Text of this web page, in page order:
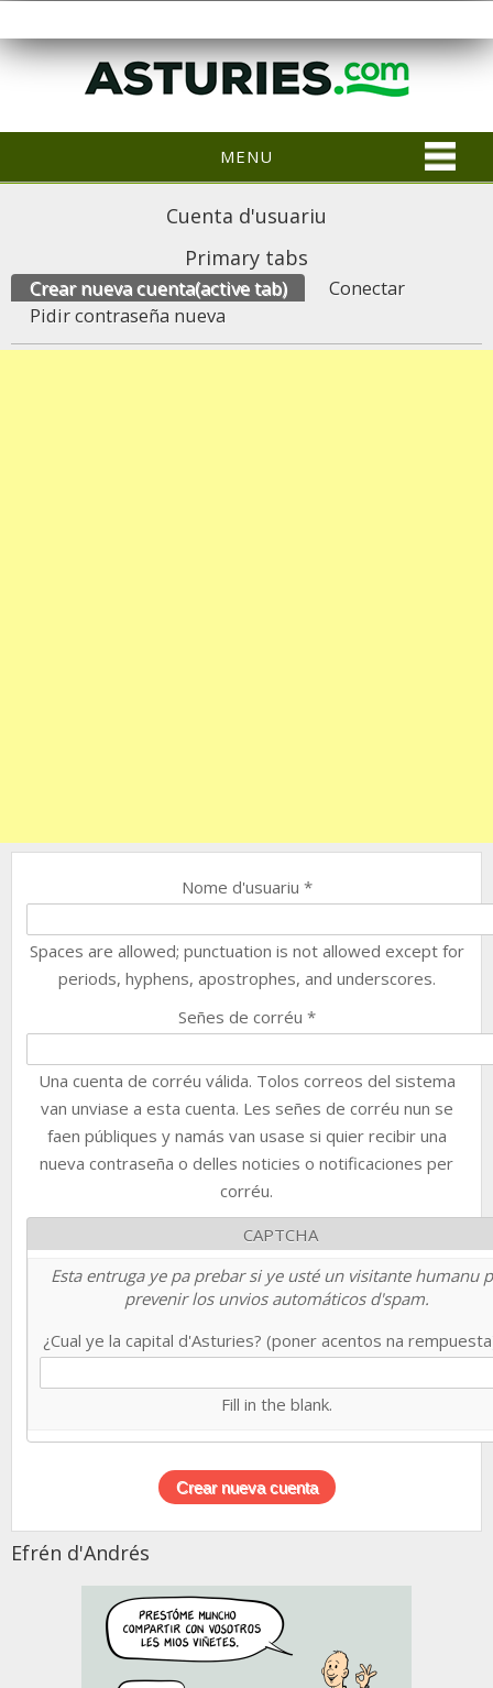
MENU
Cuenta d'usuariu
Primary tabs
Crear nueva cuenta(active tab)
Conectar
Pidir contraseña nueva
Nome d'usuariu *
Spaces are allowed; punctuation is not allowed except for
periods, hyphens, apostrophes, and underscores.
Señes de corréu *
Una cuenta de corréu válida. Tolos correos del sistema
van unviase a esta cuenta. Les señes de corréu nun se
faen públiques y namás van usase si quier recibir una
nueva contraseña o delles noticies o notificaciones per
corréu.
CAPTCHA
Esta entruga ye pa prebar si ye usté un visitante humanu
prevenir los unvios automáticos d'spam.
¿Cual ye la capital d'Asturies? (poner acentos na
Fill in the blank.
Efrén d'Andrés